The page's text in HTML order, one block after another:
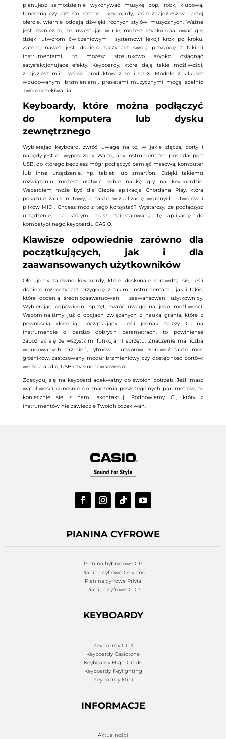
planujesz samodzielnie wykonywać muzykę pop, rock, klubową,
taneczną czy jazz. Co istotne – keyboardy, które znajdziesz w naszej
ofercie, wiernie oddają dźwięki różnych stylów muzycznych. Ważne
jest również to, że inwestując w nie, możesz szybko opanować grę
dzięki utworom ćwiczeniowym i systemowi lekcji krok po kroku.
Zatem, nawet jeśli dopiero zaczynasz swoją przygodę z takimi
instrumentami, to możesz stosunkowo szybko osiągnąć
satysfakcjonujące efekty. Keyboardy, które dają takie możliwości,
znajdziesz m.in. wśród produktów z serii CT-X. Modele z kilkuset
wbudowanymi brzmieniami, presetami muzycznymi mogą spełnić
Twoje oczekiwania.
Keyboardy, które można podłączyć
do komputera lub dysku
zewnętrznego
Wybierając keyboard, zwróć uwagę na to, w jakie złącza, porty i
napędy jest on wyposażony. Warto, aby instrument ten posiadał port
USB, do którego będziesz mógł podłączyć pamięć masową, komputer
lub inne urządzenie, np. tablet lub smartfon. Dzięki takiemu
rozwiązaniu możesz ułatwić sobie naukę gry na keyboardzie.
Wsparciem może być dla Ciebie aplikacja Chordana Play, która
pokazuje zapis nutowy, a także wizualizację wgranych utworów i
plików MIDI. Chcesz móc z tego korzystać? Wystarczy, że podłączysz
urządzenie, na którym masz zainstalowaną tę aplikację do
kompatybilnego keyboardu CASIO.
Klawisze odpowiednie zarówno dla
początkujących, jak i dla
zaawansowanych użytkowników
Oferujemy zarówno keyboardy, które doskonale sprawdzą się, jeśli
dopiero rozpoczynasz przygodę z takimi instrumentami, jak i takie,
które docenią średniozaawansowani i zaawansowani użytkownicy.
Wybierając odpowiedni sprzęt, zwróć uwagę na jego możliwości.
Wspominaliśmy już o opcjach związanych z nauką grania, które z
pewnością docenią początkujący. Jeśli jednak zależy Ci na
instrumencie o bardzo dobrych parametrach, to powinieneś
zapoznać się ze wszystkimi funkcjami sprzętu. Znaczenie ma liczba
wbudowanych brzmień, rytmów i utworów. Sprawdź także moc
głośników, zastosowany moduł brzmieniowy czy dostępność portów:
wejścia audio, USB czy słuchawkowego.
Zdecyduj się na keyboard adekwatny do swoich potrzeb. Jeśli masz
wątpliwości odnośnie do znaczenia poszczególnych parametrów, to
koniecznie się z nami skontaktuj. Podpowiemy Ci, który z
instrumentów nie zawiedzie Twoich oczekiwań.
PIANINA CYFROWE
Pianina hybrydowe GP
Pianina cyfrowe Celviano
Pianina cyfrowe Privia
Pianina cyfrowe CDP
KEYBOARDY
Keyboardy CT-X
Keyboardy Casiotone
Keyboardy High-Grade
Keyboardy Keylighting
Keyboardy Mini
INFORMACJE
Aktualności